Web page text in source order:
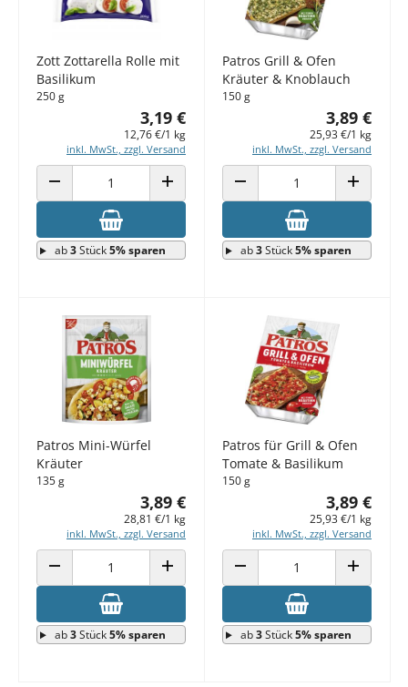
Zott Zottarella Rolle mit
Basilikum
250 g
3,19 €
12,76 €/1 kg
inkl. MwSt., zzgl. Versand
ANZAHL VERRINGERN ANZAHL ERHÖHEN
ab3Stück5% sparen
Patros Grill & Ofen
Kräuter & Knoblauch
150 g
3,89 €
25,93 €/1 kg
inkl. MwSt., zzgl. Versand
ANZAHL VERRINGERN ANZAHL
ab3Stück5% sparen
Patros Mini-Würfel
Kräuter
135 g
3,89 €
28,81 €/1 kg
inkl. MwSt., zzgl. Versand
ANZAHL VERRINGERN ANZAHL ERHÖHEN
ab3Stück5% sparen
Patros für Grill & Ofen
Tomate & Basilikum
150 g
3,89 €
25,93 €/1 kg
inkl. MwSt., zzgl. Versand
ANZAHL VERRINGERN ANZAHL
ab3Stück5% sparen